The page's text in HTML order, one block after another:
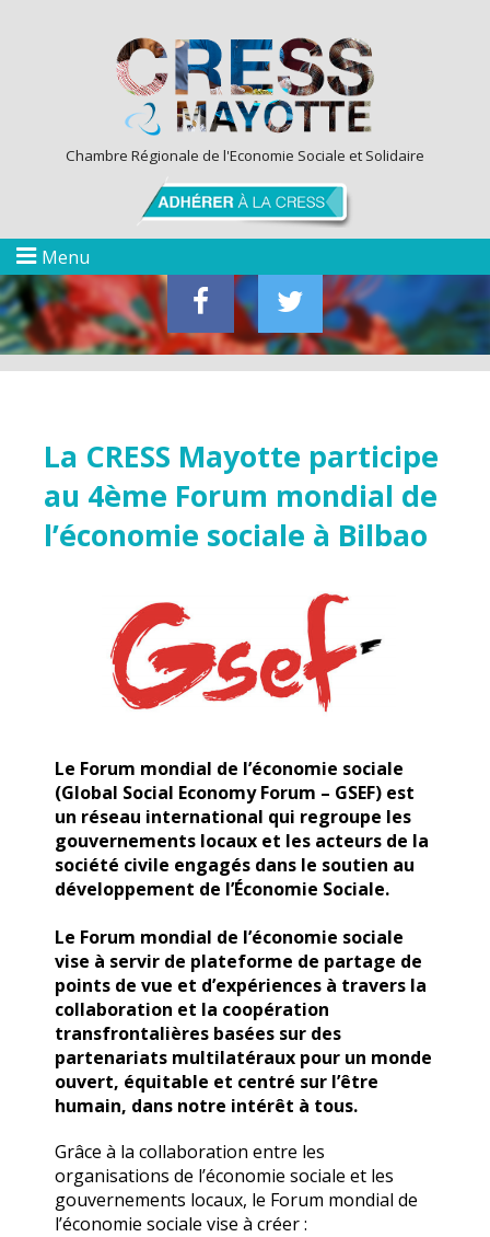
Chambre Régionale de l'Economie Sociale et Solidaire
Menu
La CRESS Mayotte participe
au 4ème Forum mondial de
l’économie sociale à Bilbao
Le Forum mondial de l’économie sociale
(Global Social Economy Forum – GSEF) est
un réseau international qui regroupe les
gouvernements locaux et les acteurs de la
société civile engagés dans le soutien au
développement de l’Économie Sociale.
Le Forum mondial de l’économie sociale
vise à servir de plateforme de partage de
points de vue et d’expériences à travers la
collaboration et la coopération
transfrontalières basées sur des
partenariats multilatéraux pour un monde
ouvert, équitable et centré sur l’être
humain, dans notre intérêt à tous.
Grâce à la collaboration entre les
organisations de l’économie sociale et les
gouvernements locaux, le Forum mondial de
l’économie sociale vise à créer :